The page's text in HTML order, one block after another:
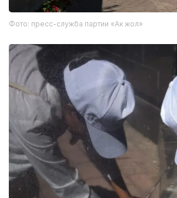
Фото: пресс-служба партии «Ак жол»